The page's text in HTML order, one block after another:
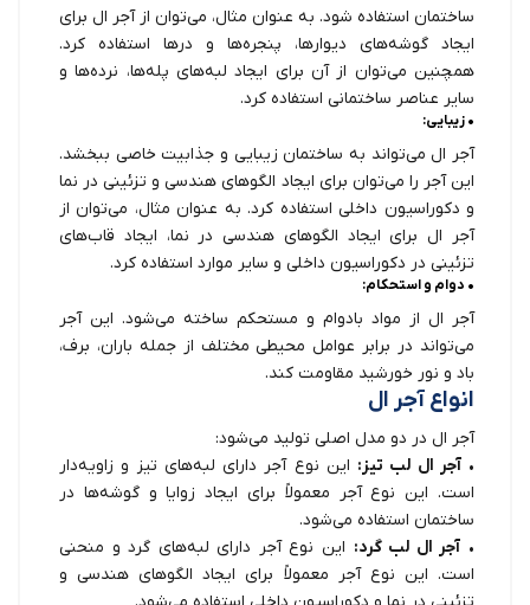
ساختمان استفاده شود. به عنوان مثال، می‌توان از آجر ال برای
ایجاد گوشه‌های دیوارها، پنجره‌ها و درها استفاده کرد.
همچنین می‌توان از آن برای ایجاد لبه‌های پله‌ها، نرده‌ها و
سایر عناصر ساختمانی استفاده کرد.
• زیبایی:
آجر ال می‌تواند به ساختمان زیبایی و جذابیت خاصی ببخشد.
این آجر را می‌توان برای ایجاد الگوهای هندسی و تزئینی در نما
و دکوراسیون داخلی استفاده کرد. به عنوان مثال، می‌توان از
آجر ال برای ایجاد الگوهای هندسی در نما، ایجاد قاب‌های
تزئینی در دکوراسیون داخلی و سایر موارد استفاده کرد.
• دوام و استحکام:
آجر ال از مواد بادوام و مستحکم ساخته می‌شود. این آجر
می‌تواند در برابر عوامل محیطی مختلف از جمله باران، برف،
باد و نور خورشید مقاومت کند.
انواع آجر ال
آجر ال در دو مدل اصلی تولید می‌شود:
•آجر ال لب تیز: این نوع آجر دارای لبه‌های تیز و زاویه‌دار
است. این نوع آجر معمولاً برای ایجاد زوایا و گوشه‌ها در
ساختمان استفاده می‌شود.
• آجر ال لب گرد: این نوع آجر دارای لبه‌های گرد و منحنی
است. این نوع آجر معمولاً برای ایجاد الگوهای هندسی و